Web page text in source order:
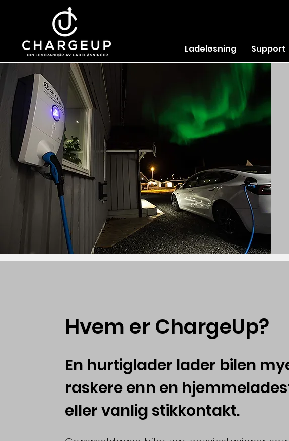
Ladeløsning Support
Hvem er ChargeUp?
En hurtiglader lader bilen
raskere enn en
eller vanlig stikkontakt.